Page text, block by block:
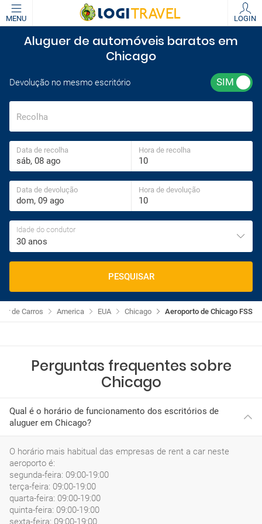
MENU LOGIN
Aluguer de automóveis baratos em
Chicago
Devolução no mesmo escritório
Recolha
Data de recolha Hora de recolha
Data de devolução Hora de devolução
Idade do condutor
30 anos
PESQUISAR
Aeroporto de Chicago FSS
Chicago
EUA
America
de Carros
Perguntas frequentes sobre
Chicago
Qual é o horário de funcionamento dos escritórios de
aluguer em Chicago?
O horário mais habitual das empresas de rent a car neste
aeroporto é:
segunda-feira: 09:00-19:00
terça-feira: 09:00-19:00
quarta-feira: 09:00-19:00
quinta-feira: 09:00-19:00
sexta-feira: 09:00-19:00